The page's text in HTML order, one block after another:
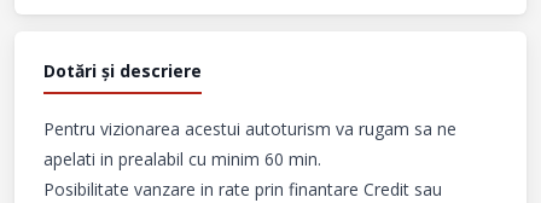
Dotări și descriere
Pentru vizionarea acestui autoturism va rugam sa ne
apelati in prealabil cu minim 60 min.
Posibilitate vanzare in rate prin finantare Credit sau